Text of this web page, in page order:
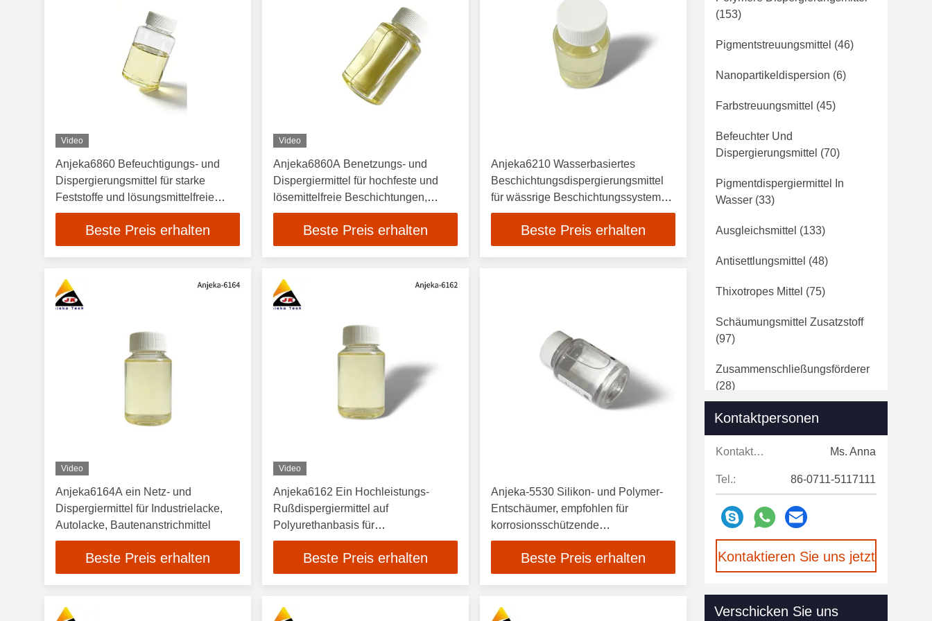
Video
Anjeka6860 Befeuchtigungs- und
Dispergierungsmittel für starke
Feststoffe und lösungsmittelfreie
Beschichtungen BYK111
Beste Preis erhalten
Video
Anjeka6860A Benetzungs- und
Dispergiermittel für hochfeste und
lösemittelfreie Beschichtungen,
insbesondere Titandioxid
Beste Preis erhalten
Anjeka6210 Wasserbasiertes
Beschichtungsdispergierungsmittel
für wässrige Beschichtungssysteme,
Druckfarben und Kleber
Beste Preis erhalten
Video
Anjeka6164A ein Netz- und
Dispergiermittel für Industrielacke,
Autolacke, Bautenanstrichmittel
Beste Preis erhalten
Video
Anjeka6162 Ein Hochleistungs-
Rußdispergiermittel auf
Polyurethanbasis für
Automobilbeschichtungen und Coil-
Beschichtungen
Beste Preis erhalten
Anjeka-5530 Silikon- und Polymer-
Entschäumer, empfohlen für
korrosionsschützende
Beschichtungen BYK A530
Beste Preis erhalten
(153)
Pigmentstreuungsmittel (46)
Nanopartikeldispersion (6)
Farbstreuungsmittel (45)
Befeuchter Und
Dispergierungsmittel (70)
Pigmentdispergiermittel In
Wasser (33)
Ausgleichsmittel (133)
Antisettlungsmittel (48)
Thixotropes Mittel (75)
Schäumungsmittel Zusatzstoff
(97)
Zusammenschließungsförderer
(28)
Dispergierungsmittel Für
Allgemeine Zwecke(20)
Wasserbasis
(27)
Farbzusatzstoffe Auf Ölbasis
(18)
Polyethylenwachsdispersion
(17)
Kontaktpersonen
Kontaktpersonen: Ms. Anna
Tel.: 86-0711-5117111
Kontaktieren Sie uns jetzt
Verschicken Sie uns